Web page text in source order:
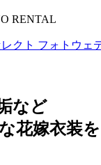
RENTAL
クト フォトウェ
など
花嫁衣装